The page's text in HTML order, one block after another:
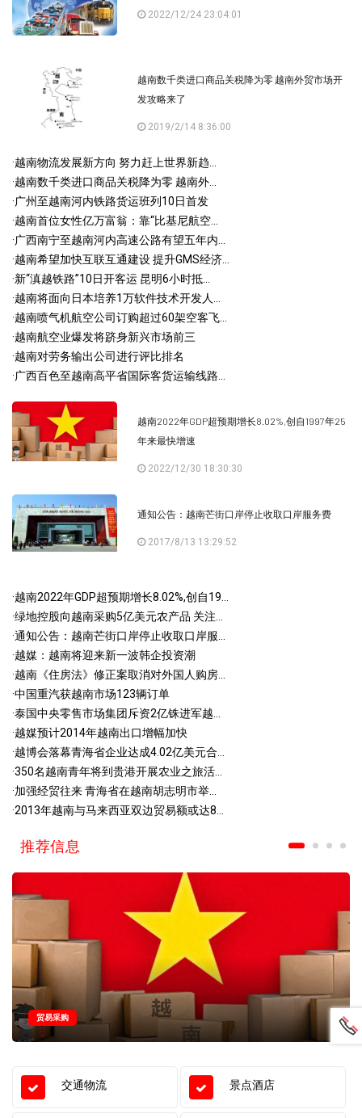
2022/12/24 23:04:01
越南数千类进口商品关税降为零 越南外贸市场开
发攻略来了
2019/2/14 8:36:00
·越南物流发展新方向 努力赶上世界新趋...
·越南数千类进口商品关税降为零 越南外...
·广州至越南河内铁路货运班列10日首发
·越南首位女性亿万富翁：靠“比基尼航空...
·广西南宁至越南河内高速公路有望五年内...
·越南希望加快互联互通建设 提升GMS经济...
·新“滇越铁路”10日开客运 昆明6小时抵...
·越南将面向日本培养1万软件技术开发人...
·越南喷气机航空公司订购超过60架空客飞...
·越南航空业爆发将跻身新兴市场前三
·越南对劳务输出公司进行评比排名
·广西百色至越南高平省国际客货运输线路...
越南2022年GDP超预期增长8.02%,创自1997年25
年来最快增速
2022/12/30 18:30:30
通知公告：越南芒街口岸停止收取口岸服务费
2017/8/13 13:29:52
·越南2022年GDP超预期增长8.02%,创自19...
·绿地控股向越南采购5亿美元农产品 关注...
·通知公告：越南芒街口岸停止收取口岸服...
·越媒：越南将迎来新一波韩企投资潮
·越南《住房法》修正案取消对外国人购房...
·中国重汽获越南市场123辆订单
·泰国中央零售市场集团斥资2亿铢进军越...
·越媒预计2014年越南出口增幅加快
·越博会落幕青海省企业达成4.02亿美元合...
·350名越南青年将到贵港开展农业之旅活...
·加强经贸往来 青海省在越南胡志明市举...
·2013年越南与马来西亚双边贸易额或达8...
推荐信息
贸易采购
交通物流 景点酒店